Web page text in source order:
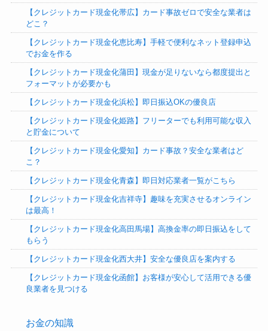
【クレジットカード現金化帯広】カード事故ゼロで安全な業者は
どこ？
【クレジットカード現金化恵比寿】手軽で便利なネット登録申込
でお金を作る
【クレジットカード現金化蒲田】現金が足りないなら都度提出と
フォーマットが必要かも
【クレジットカード現金化浜松】即日振込OKの優良店
【クレジットカード現金化姫路】フリーターでも利用可能な収入
と貯金について
【クレジットカード現金化愛知】カード事故？安全な業者はど
こ？
【クレジットカード現金化青森】即日対応業者一覧がこちら
【クレジットカード現金化吉祥寺】趣味を充実させるオンライン
は最高！
【クレジットカード現金化高田馬場】高換金率の即日振込をして
もらう
【クレジットカード現金化西大井】安全な優良店を案内する
【クレジットカード現金化函館】お客様が安心して活用できる優
良業者を見つける
お金の知識